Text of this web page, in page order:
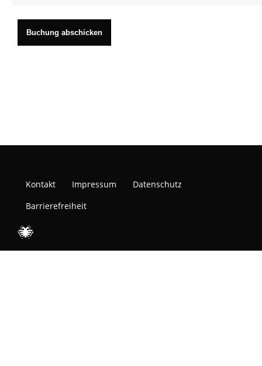
Kontakt Impressum
Datenschutz
Barrierefreiheit